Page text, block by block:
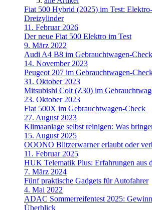
Fiat 500 Hybrid (2025) im Test:
Dreizylinder
11. Februar 2026
Der neue Fiat 500 Elektro im Test
9. März 2022
Audi A4 B8 im Gebrauchtwagen-Check
14. November 2023
Peugeot 207 im Gebrauchtwagen-
31. Oktober 2023
Mitsubishi Colt (Z30) im
23. Oktober 2023
Fiat 500X im Gebrauchtwagen-Check
27. August 2023
Klimaanlage selbst reinigen: Was
15. August 2025
OOONO Blitzerwarner erlaubt oder
11. Februar 2025
HUK Telematik Plus: Erfahrungen aus
7. März 2024
Fünf praktische Gadgets für Autofahrer
4. Mai 2022
ADAC Sommerreifentest 2025:
Überblick